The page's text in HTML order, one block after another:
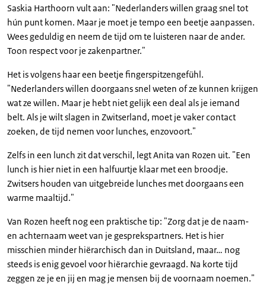
Saskia Harthoorn vult aan: "Nederlanders willen graag snel tot
hún punt komen. Maar je moet je tempo een beetje aanpassen.
Wees geduldig en neem de tijd om te luisteren naar de ander.
Toon respect voor je zakenpartner."
Het is volgens haar een beetje fingerspitzengefühl.
"Nederlanders willen doorgaans snel weten of ze kunnen krijgen
wat ze willen. Maar je hebt niet gelijk een deal als je iemand
belt. Als je wilt slagen in Zwitserland, moet je vaker contact
zoeken, de tijd nemen voor lunches, enzovoort."
Zelfs in een lunch zit dat verschil, legt Anita van Rozen uit. "Een
lunch is hier niet in een halfuurtje klaar met een broodje.
Zwitsers houden van uitgebreide lunches met doorgaans een
warme maaltijd."
Van Rozen heeft nog een praktische tip: "Zorg dat je de naam-
en achternaam weet van je gesprekspartners. Het is hier
misschien minder hiërarchisch dan in Duitsland, maar… nog
steeds is enig gevoel voor hiërarchie gevraagd. Na korte tijd
zeggen ze je en jij en mag je mensen bij de voornaam noemen."